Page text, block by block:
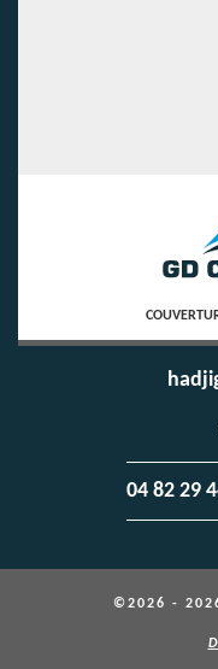
04 82 29
©2026 - 2026